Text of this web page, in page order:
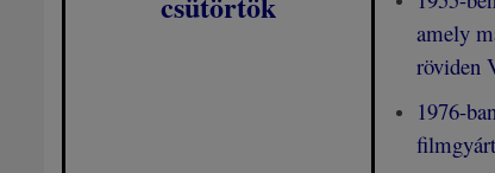
amely
röviden
1976-